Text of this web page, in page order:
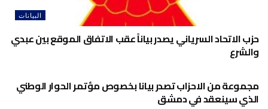
البيانات
حزب الاتحاد السرياني يصدر بياناً عقب الاتفاق الموقع بين عبدي
والشرع
مجموعة من الاحزاب تصدر بيانا بخصوص مؤتمر الحوار الوطني
الذي سينعقد في دمشق